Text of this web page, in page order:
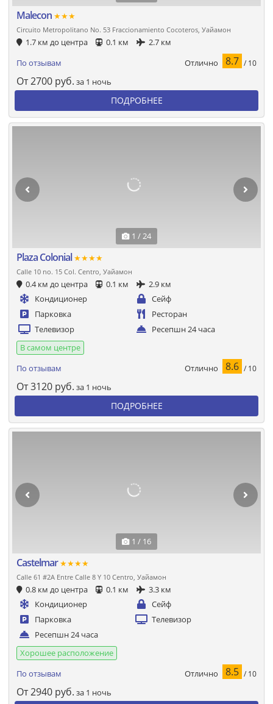
Malecon ★★★
Circuito Metropolitano No. 53 Fraccionamiento Cocoteros, Уайамон
1.7 км до центра 0.1 км
2.7 км
По отзывам
Отлично 8.7 / 10
От2700 руб. за 1 ночь
ПОДРОБНЕЕ
1 / 24
Plaza Colonial★★★★
Calle 10 no. 15 Col. Centro, Уайамон
0.4 км до центра 0.1 км
2.9 км
Кондиционер
Сейф
Парковка
Ресторан
Телевизор
Ресепшн 24 часа
В самом центре
По отзывам
Отлично 8.6 / 10
От3120 руб. за 1 ночь
ПОДРОБНЕЕ
1 / 16
Castelmar★★★★
Calle 61 #2A Entre Calle 8 Y 10 Centro, Уайамон
0.8 км до центра 0.1 км
3.3 км
Кондиционер
Сейф
Парковка
Телевизор
Ресепшн 24 часа
Хорошее расположение
По отзывам
Отлично 8.5 / 10
От2940 руб. за 1 ночь